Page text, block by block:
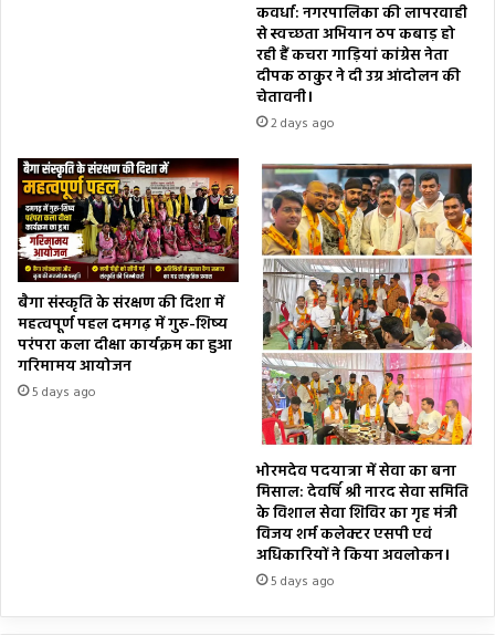
कवर्धा: नगरपालिका की लापरवाही
से स्वच्छता अभियान ठप कबाड़ हो
रही हैं कचरा गाड़ियां कांग्रेस नेता
दीपक ठाकुर ने दी उग्र आंदोलन की
चेतावनी।
2 days ago
बैगा संस्कृति के संरक्षण की दिशा में
महत्वपूर्ण पहल दमगढ़ में गुरु-शिष्य
परंपरा कला दीक्षा कार्यक्रम का हुआ
गरिमामय आयोजन
5 days ago
भोरमदेव पदयात्रा में सेवा का बना
मिसाल: देवर्षि श्री नारद सेवा समिति
के विशाल सेवा शिविर का गृह मंत्री
विजय शर्म कलेक्टर एसपी एवं
अधिकारियों ने किया अवलोकन।
5 days ago